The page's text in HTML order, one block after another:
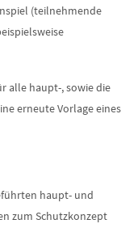
(teilnehmende
alle haupt-, sowie die
erneute Vorlage eines
haupt- und
zum Schutzkonzept